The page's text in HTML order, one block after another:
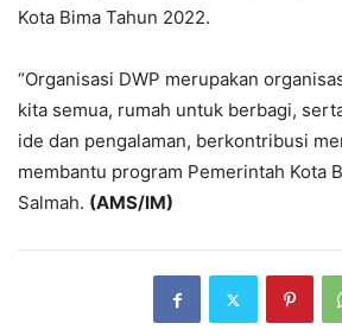
Kota Bima Tahun 2022.
“Organisasi DWP merupakan
kita semua, rumah untuk berbagi,
ide dan pengalaman, berkontribusi
membantu program Pemerintah Kota
Salmah. (AMS/IM)